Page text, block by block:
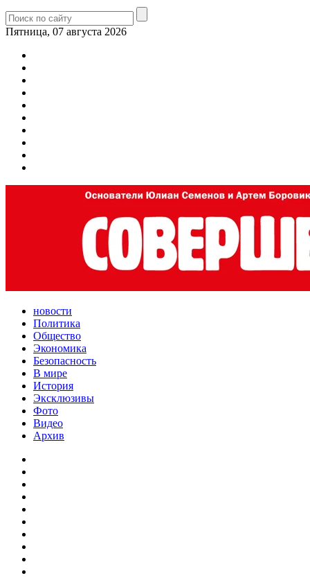
Пятница, 07 августа 2026
новости
Политика
Общество
Экономика
Безопасность
В мире
История
Эксклюзивы
Фото
Видео
Архив